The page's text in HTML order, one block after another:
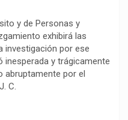
y de Personas y
exhibirá las
investigación por ese
y trágicamente
abruptamente por el
C.